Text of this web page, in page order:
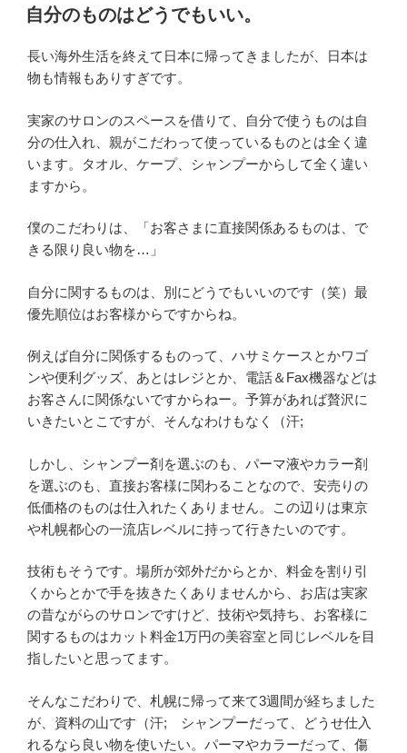
稿
日:
自分のものはどうでもいい。
長い海外生活を終えて日本に帰ってきましたが、日本は
物も情報もありすぎです。
実家のサロンのスペースを借りて、自分で使うものは自
分の仕入れ、親がこだわって使っているものとは全く違
います。タオル、ケープ、シャンプーからして全く違い
ますから。
僕のこだわりは、「お客さまに直接関係あるものは、で
きる限り良い物を…」
自分に関するものは、別にどうでもいいのです（笑）最
優先順位はお客様からですからね。
例えば自分に関係するものって、ハサミケースとかワゴ
ンや便利グッズ、あとはレジとか、電話＆Fax機器などは
お客さんに関係ないですからねー。予算があれば贅沢に
いきたいとこですが、そんなわけもなく（汗;
しかし、シャンプー剤を選ぶのも、パーマ液やカラー剤
を選ぶのも、直接お客様に関わることなので、安売りの
低価格のものは仕入れたくありません。この辺りは東京
や札幌都心の一流店レベルに持って行きたいのです。
技術もそうです。場所が郊外だからとか、料金を割り引
くからとかで手を抜きたくありませんから、お店は実家
の昔ながらのサロンですけど、技術や気持ち、お客様に
関するものはカット料金1万円の美容室と同じレベルを目
指したいと思ってます。
そんなこだわりで、札幌に帰って来て3週間が経ちました
が、資料の山です（汗; シャンプーだって、どうせ仕入
れるなら良い物を使いたい。パーマやカラーだって、傷